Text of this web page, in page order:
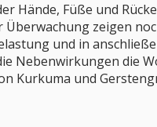
Hände, Füße und
zeigen
und in
Nebenwirkungen die
Kurkuma und